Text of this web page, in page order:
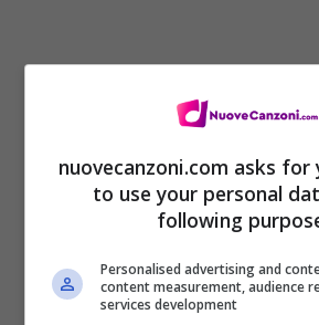
nuovecanzoni.com asks for
to use your personal
following
Personalised advertising and
content measurement, audience
services development